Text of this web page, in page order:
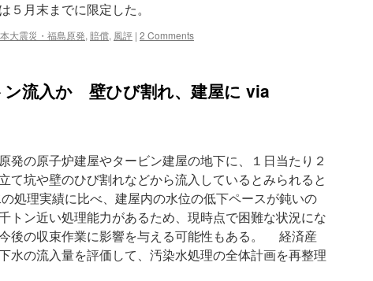
５月末までに限定した。
大震災・福島原発, 賠償, 風評 | 2 Comments
ン流入か 壁ひび割れ、建屋に via
発の原子炉建屋やタービン建屋の地下に、１日当たり２
て坑や壁のひび割れなどから流入しているとみられると
理実績に比べ、建屋内の水位の低下ペースが鈍いの
トン近い処理能力があるため、現時点で困難な状況にな
後の収束作業に影響を与える可能性もある。 経済産
水の流入量を評価して、汚染水処理の全体計画を再整理